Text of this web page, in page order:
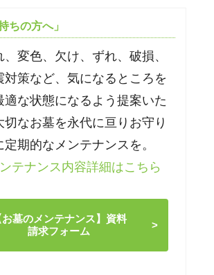
ちの方へ」
変色、欠け、ずれ、破損、
対策など、気になるところを
適な状態になるよう提案いた
切なお墓を永代に亘りお守り
期的なメンテナンスを。
テナンス内容詳細はこちら
お墓のメンテナンス】資料
請求フォーム